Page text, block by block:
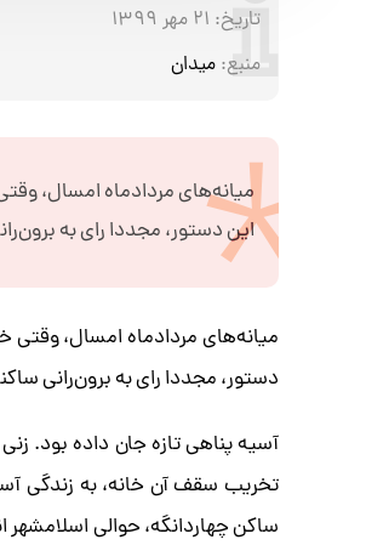
تاریخ: ۲۱ مهر ۱۳۹۹
منبع: میدان
میانه‌های مردادماه امسال،
این دستور، مجددا رای به
میانه‌های مردادماه امسال، وقتی
دستور، مجددا رای به برون‌رانی
آسیه پناهی تازه جان داده بود.
تخریب سقف آن خانه، به زندگی
ساکن چهاردانگه، حوالی اسلامشهر